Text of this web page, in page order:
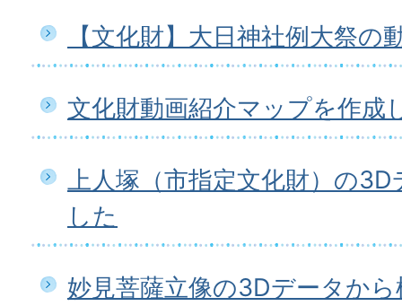
【文化財】大日神社例大祭の
文化財動画紹介マップを作成
上人塚（市指定文化財）の
した
妙見菩薩立像の3Dデータか